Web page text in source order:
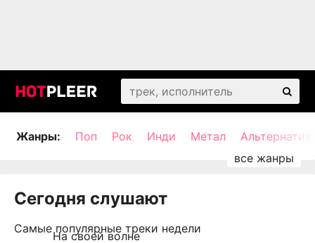
Жанры: Поп Рок Инди Метал
Сегодня слушают
Самые популярные треки недели
На своей волне